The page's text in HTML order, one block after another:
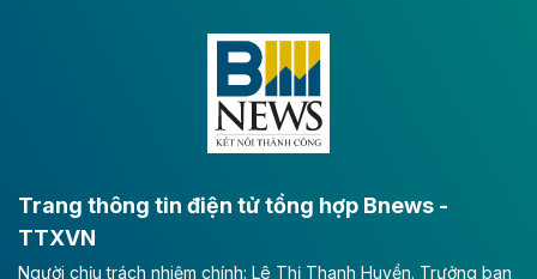
Đông A dài khoảng 25,1 km được kỳ vọng sẽ tạo động
lực phát triển kinh tế - xã hội khu vực phía Nam đồng
Long Thành
Tổng công ty Cảng hàng không Việt Nam - CTCP
(ACV) vừa lập kỷ lục mới về lợi nhuận trong quý
Trang thông tin điện tử tổng hợp Bnews -
TTXVN
Người chịu trách nhiệm chính: Lê Thị Thanh Huyền. Trưởng ban